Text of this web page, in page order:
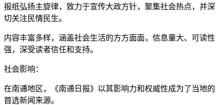
报纸弘扬主旋律，致力于宣传大政方针，聚集社会热点，并深
切关注民情民生。
内容丰富多样，涵盖社会生活的方方面面，信息量大、可读性
强，深受读者信任和支持。
社会影响：
在南通地区，《南通日报》以其影响力和权威性成为了当地的
首选新闻来源。